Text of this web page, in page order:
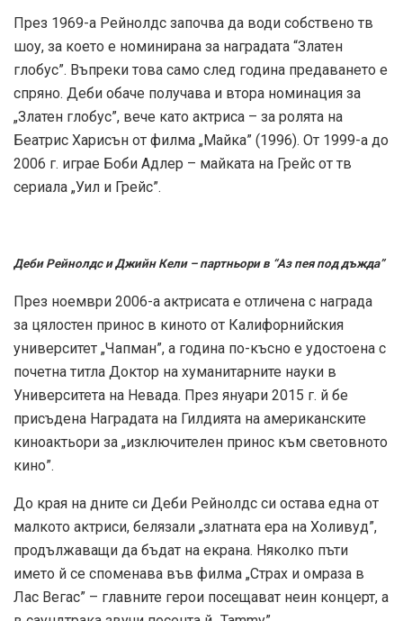
През 1969-а Рейнолдс започва да води собствено тв
шоу, за което е номинирана за наградата “Златен
глобус”. Въпреки това само след година предаването е
спряно. Деби обаче получава и втора номинация за
„Златен глобус”, вече като актриса – за ролята на
Беатрис Харисън от филма „Майка” (1996). От 1999-а до
2006 г. играе Боби Адлер – майката на Грейс от тв
сериала „Уил и Грейс”.
Деби Рейнолдс и Джийн Кели – партньори в “Аз пея под дъжда”
През ноември 2006-а актрисата е отличена с награда
за цялостен принос в киното от Калифорнийския
университет „Чапман”, а година по-късно е удостоена с
почетна титла Доктор на хуманитарните науки в
Университета на Невада. През януари 2015 г. й бе
присъдена Наградата на Гилдията на американските
киноактьори за „изключителен принос към световното
кино”.
До края на дните си Деби Рейнолдс си остава една от
малкото актриси, белязали „златната ера на Холивуд”,
продължаващи да бъдат на екрана. Няколко пъти
името й се споменава във филма „Страх и омраза в
Лас Вегас” – главните герои посещават неин концерт, а